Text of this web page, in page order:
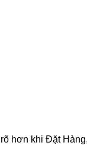
hơn khi Đặt